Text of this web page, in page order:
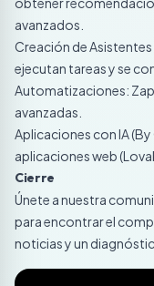
avanzados.
Creación de
ejecutan tareas y se
Automatizaciones:
avanzadas.
Aplicaciones con IA
aplicaciones web
Cierre
Únete a nuestra
para encontrar el
noticias y un